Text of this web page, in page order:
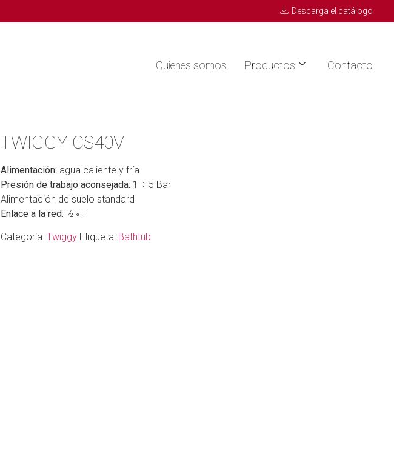
Descarga el catálogo
Quienes somos Productos Contacto
TWIGGY CS40V
Alimentación: agua caliente y fría
Presión de trabajo aconsejada: 1 ÷ 5 Bar
Alimentación de suelo standard
Enlace a la red: ½ «H
Categoría: Twiggy Etiqueta: Bathtub